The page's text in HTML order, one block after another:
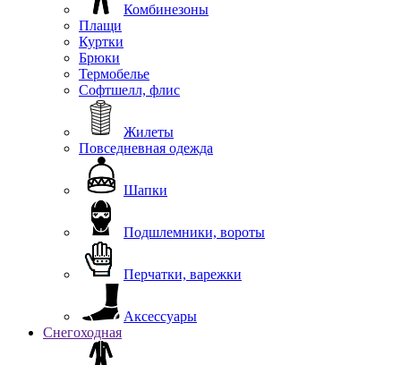
Комбинезоны
Плащи
Куртки
Брюки
Термобелье
Софтшелл, флис
Жилеты
Повседневная одежда
Шапки
Подшлемники, вороты
Перчатки, варежки
Аксессуары
Снегоходная